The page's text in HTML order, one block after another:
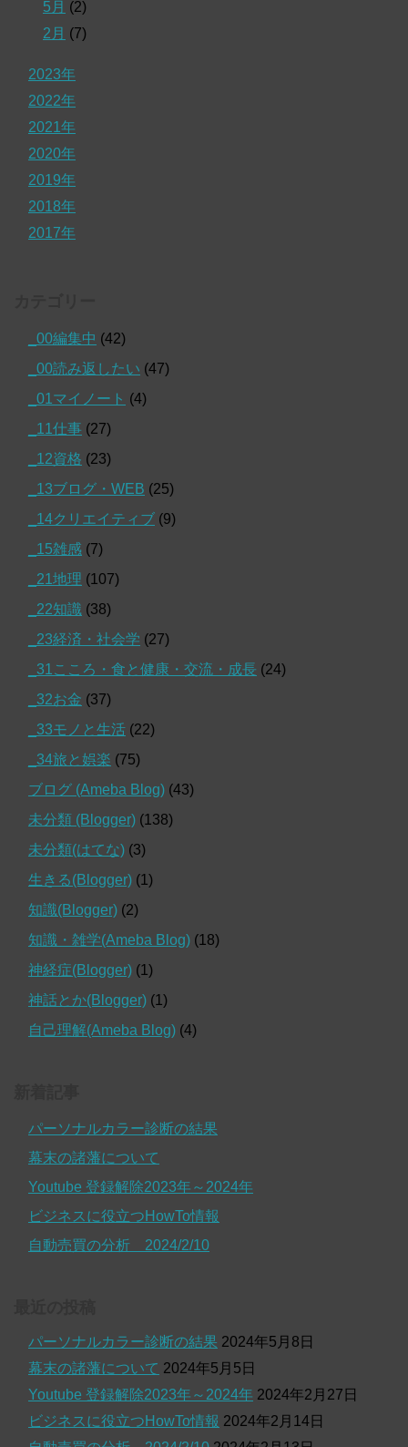
5月 (2)
2月 (7)
2023年
2022年
2021年
2020年
2019年
2018年
2017年
_00編集中 (42)
_00読み返したい (47)
_01マイノート (4)
_11仕事 (27)
_12資格 (23)
_13ブログ・WEB (25)
_14クリエイティブ (9)
_15雑感 (7)
_21地理 (107)
_22知識 (38)
_23経済・社会学 (27)
_31こころ・食と健康・交流・成長 (24)
_32お金 (37)
_33モノと生活 (22)
_34旅と娯楽 (75)
ブログ (Ameba Blog) (43)
未分類 (Blogger) (138)
未分類(はてな) (3)
生きる(Blogger) (1)
知識(Blogger) (2)
知識・雑学(Ameba Blog) (18)
神経症(Blogger) (1)
神話とか(Blogger) (1)
自己理解(Ameba Blog) (4)
パーソナルカラー診断の結果
幕末の諸藩について
Youtube 登録解除2023年～2024年
ビジネスに役立つHowTo情報
自動売買の分析 2024/2/10
パーソナルカラー診断の結果 2024年5月8日
幕末の諸藩について 2024年5月5日
Youtube 登録解除2023年～2024年 2024年2月27日
ビジネスに役立つHowTo情報 2024年2月14日